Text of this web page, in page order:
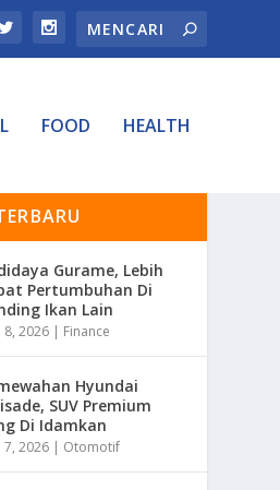
FOOD HEALTH
Gurame, Lebih
Pertumbuhan Di
Ikan Lain
8, 2026 | Finance
Hyundai
SUV Premium
Di Idamkan
7, 2026 | Otomotif